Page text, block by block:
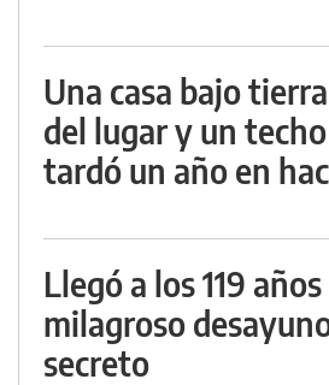
Una casa bajo
del lugar y un
tardó un año en
Llegó a los 119
milagroso
secreto